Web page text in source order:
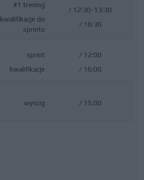
#1 trening
kwalifikacje do
sprintu
/ 12:30-13:30
/ 16:30
sprint
kwalifikacje
/ 12:00
/ 16:00
wyścig / 15:00